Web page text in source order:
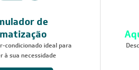
de
condicionado ideal para
à sua necessidade